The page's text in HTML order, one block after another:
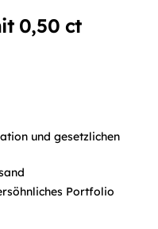
0,50 ct
und gesetzlichen
Portfolio